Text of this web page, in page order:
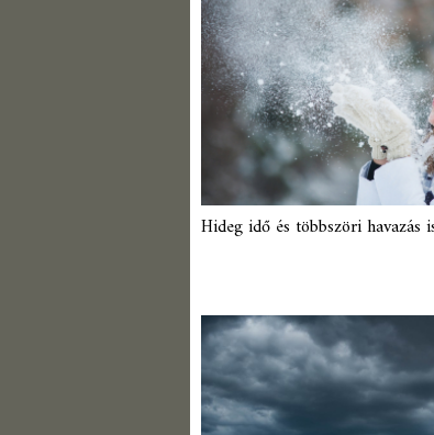
Hideg idő és többszöri havazás